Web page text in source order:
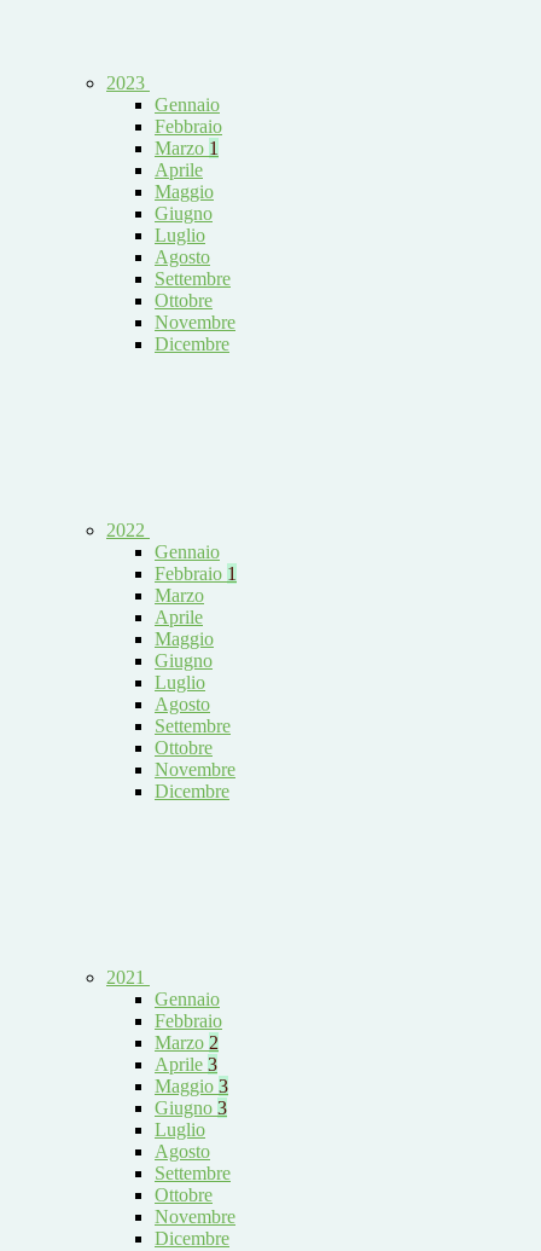
2023
Gennaio
Febbraio
Marzo 1
Aprile
Maggio
Giugno
Luglio
Agosto
Settembre
Ottobre
Novembre
Dicembre
2022
Gennaio
Febbraio 1
Marzo
Aprile
Maggio
Giugno
Luglio
Agosto
Settembre
Ottobre
Novembre
Dicembre
2021
Gennaio
Febbraio
Marzo 2
Aprile 3
Maggio 3
Giugno 3
Luglio
Agosto
Settembre
Ottobre
Novembre
Dicembre